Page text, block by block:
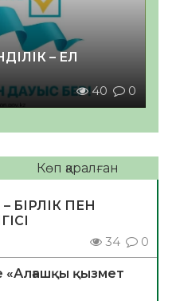
– ЕЛ
40 0
Көп қаралған
БІРЛІК ПЕН
34 0
«Алғашқы қызмет